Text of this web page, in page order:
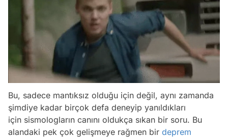
Bu, sadece mantıksız olduğu için değil, aynı zamanda
şimdiye kadar birçok defa deneyip yanıldıkları
için sismologların canını oldukça sıkan bir soru. Bu
alandaki pek çok gelişmeye rağmen bir deprem